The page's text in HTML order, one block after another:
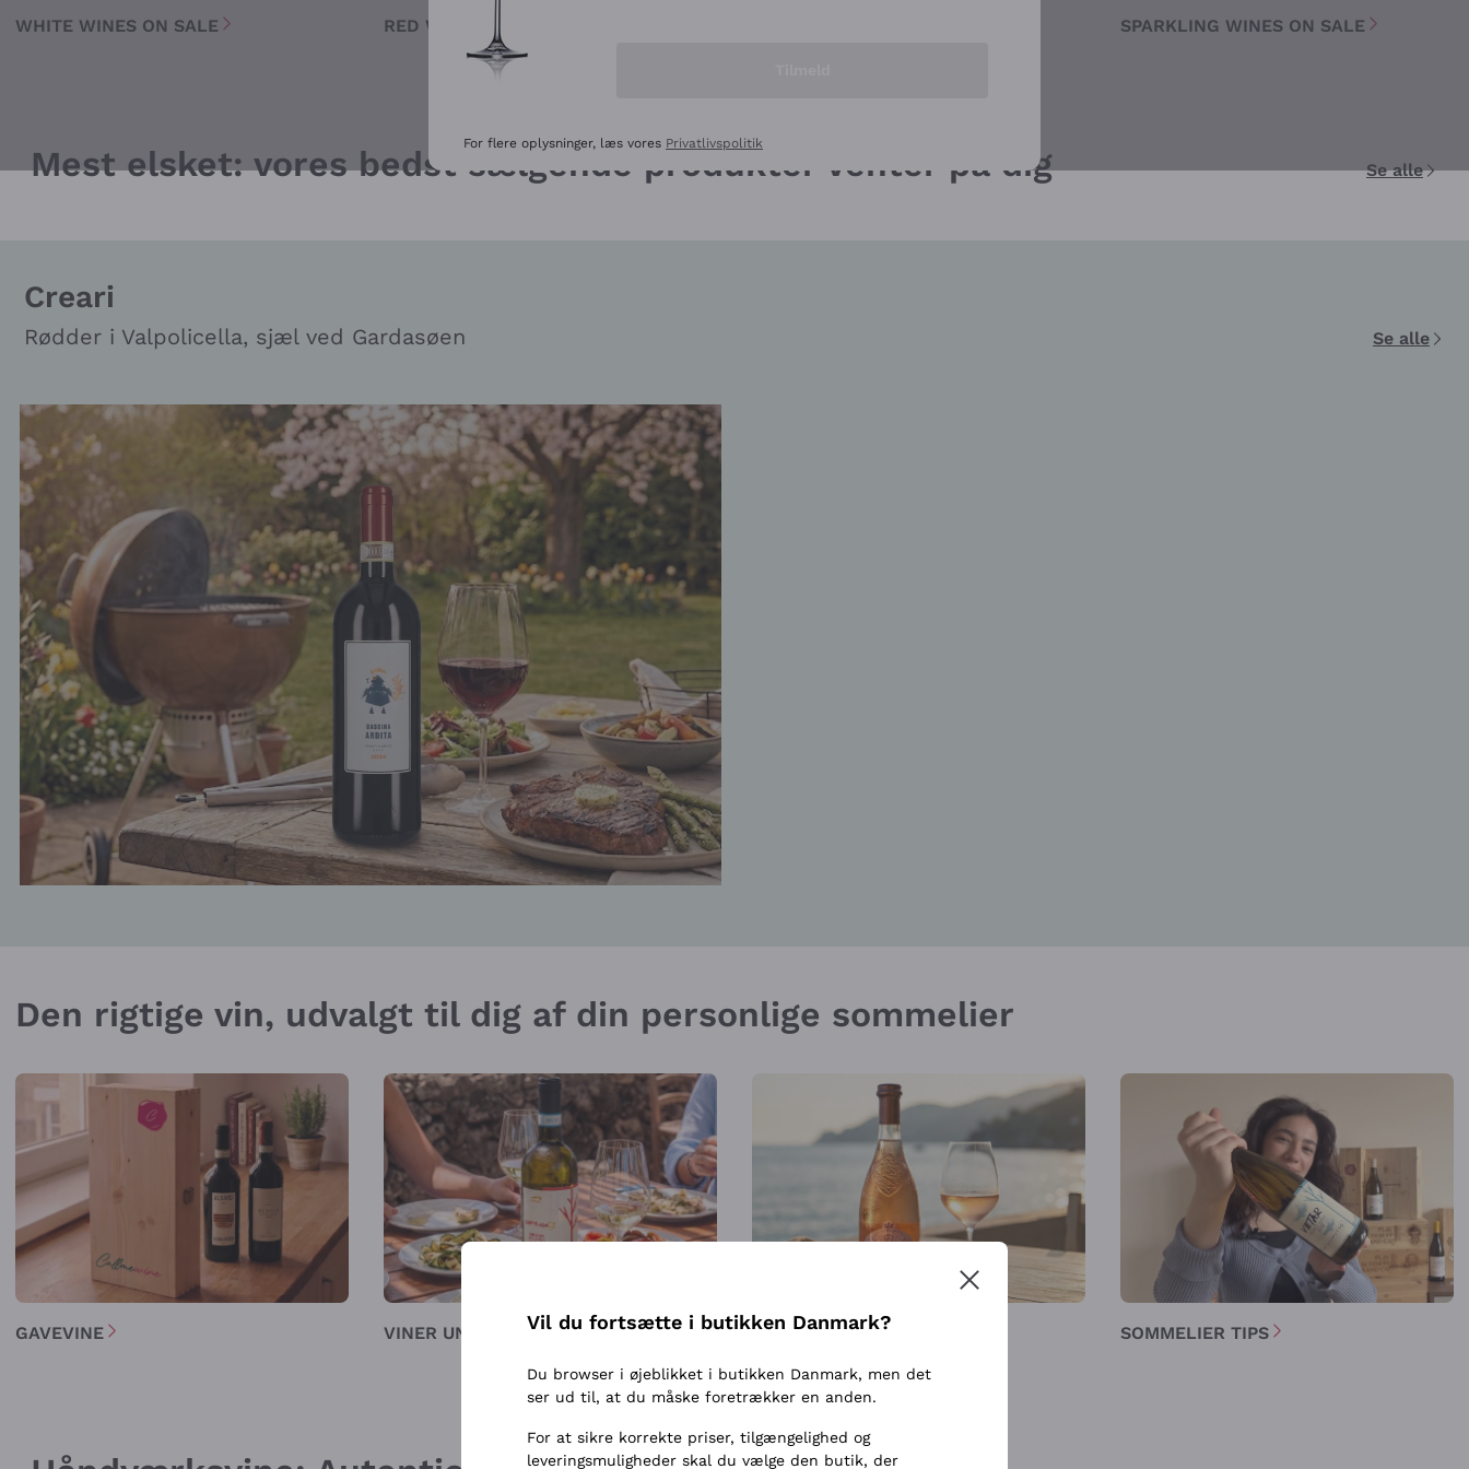
WHITE WINES ON SALE RED WINES ON SALE SPARKLING WINES ON SALE
Mest elsket: vores bedst sælgende produkter venter på dig Se alle
Creari
Rødder i Valpolicella, sjæl ved Gardasøen Se alle
Den rigtige vin, udvalgt til dig af din personlige sommelier
GAVEVINE VINER UNDER 30 SOL I EN FLASKE SOMMELIER TIPS
For flere oplysninger, læs vores Privatlivspolitik
Vil du fortsætte i butikken Danmark?
Du browser i øjeblikket i butikken Danmark, men det
ser ud til, at du måske foretrækker en anden.
For at sikre korrekte priser, tilgængelighed og
leveringsmuligheder skal du vælge den butik, der